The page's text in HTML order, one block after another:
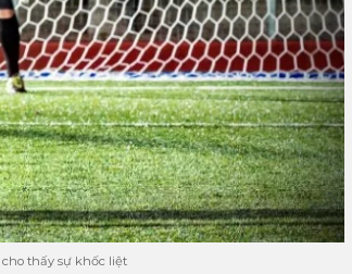
thấy sự khốc liệt